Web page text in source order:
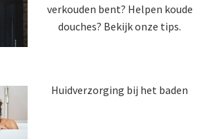
verkouden bent? Helpen koude
douches? Bekijk onze tips.
Huidverzorging bij het baden